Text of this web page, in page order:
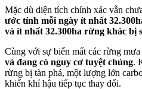
Mặc dù diện tích chính xác vẫn
ước tính mỗi ngày ít nhất
và ít nhất 32.300ha rừng khác bị
Cùng với sự biến mất các rừng
và đang có nguy cơ tuyệt chủng.
rừng bị tàn phá, một lượng lớn
khiến khí hậu tiếp tục thay đổi.